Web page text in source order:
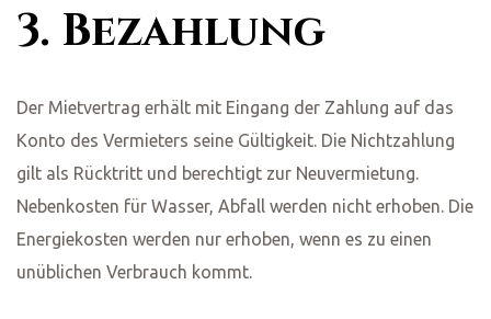
3. Bezahlung
Der Mietvertrag erhält mit Eingang der Zahlung auf das
Konto des Vermieters seine Gültigkeit. Die Nichtzahlung
gilt als Rücktritt und berechtigt zur Neuvermietung.
Nebenkosten für Wasser, Abfall werden nicht erhoben. Die
Energiekosten werden nur erhoben, wenn es zu einen
unüblichen Verbrauch kommt.